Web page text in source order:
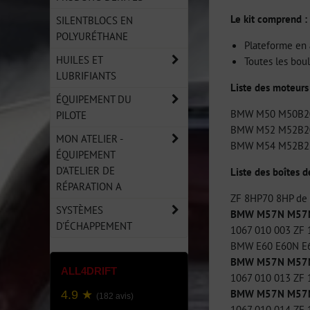
Le kit comprend :
Plateforme
Toutes les
Liste des
BMW M50
BMW M52
BMW M54
Liste des boîtes
ZF 8HP70 8HP
BMW M57N
1067 010 003 ZF
BMW E60 E60N
BMW M57N
1067 010 013 ZF
BMW M57N
SILENTBLOCS EN
POLYURÉTHANE
HUILES ET
LUBRIFIANTS
ÉQUIPEMENT DU
PILOTE
MON ATELIER -
ÉQUIPEMENT
D'ATELIER DE
RÉPARATION A
SYSTÈMES
D'ÉCHAPPEMENT
ALL4DRIFT
4.9 ★ (182 avis)